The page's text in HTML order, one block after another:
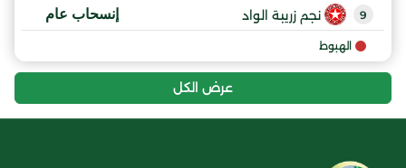
9 نجم زريبة الواد إنسحاب عام
الهبوط
عرض الكل